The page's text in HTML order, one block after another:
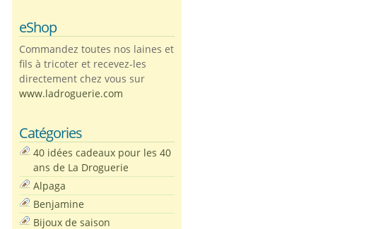
eShop
Commandez toutes nos laines et
fils à tricoter et recevez-les
directement chez vous sur
www.ladroguerie.com
Catégories
40 idées cadeaux pour les 40
ans de La Droguerie
Alpaga
Benjamine
Bijoux de saison